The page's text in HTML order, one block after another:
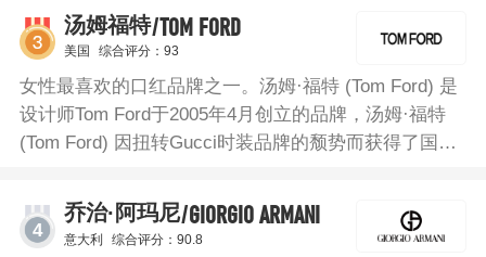
含有佛手柑与柑橘香，凸显薄荷香的自然活力。橙花香
添加花香层次，杏仁香定调而海洋香调则带来绵长的清
香进一步带出它的香气。
汤姆福特/TOM FORD
美国 综合评分：93
女性最喜欢的口红品牌之一。汤姆·福特 (Tom Ford) 是
设计师Tom Ford于2005年4月创立的品牌，汤姆·福特
(Tom Ford) 因扭转Gucci时装品牌的颓势而获得了国际
意总监。TOM FORD于2007年推出高端手工男装，三
年后，又推出了大家翘首以盼的女装系列，其后又陆续
4
乔治·阿玛尼/GIORGIO ARMANI
意大利 综合评分：90.8